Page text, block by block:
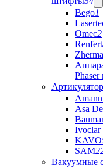
Bego1
Omec2
Renfert
Phaser
Asa
Ivoclar
KAVO
SAM
Вакуумные